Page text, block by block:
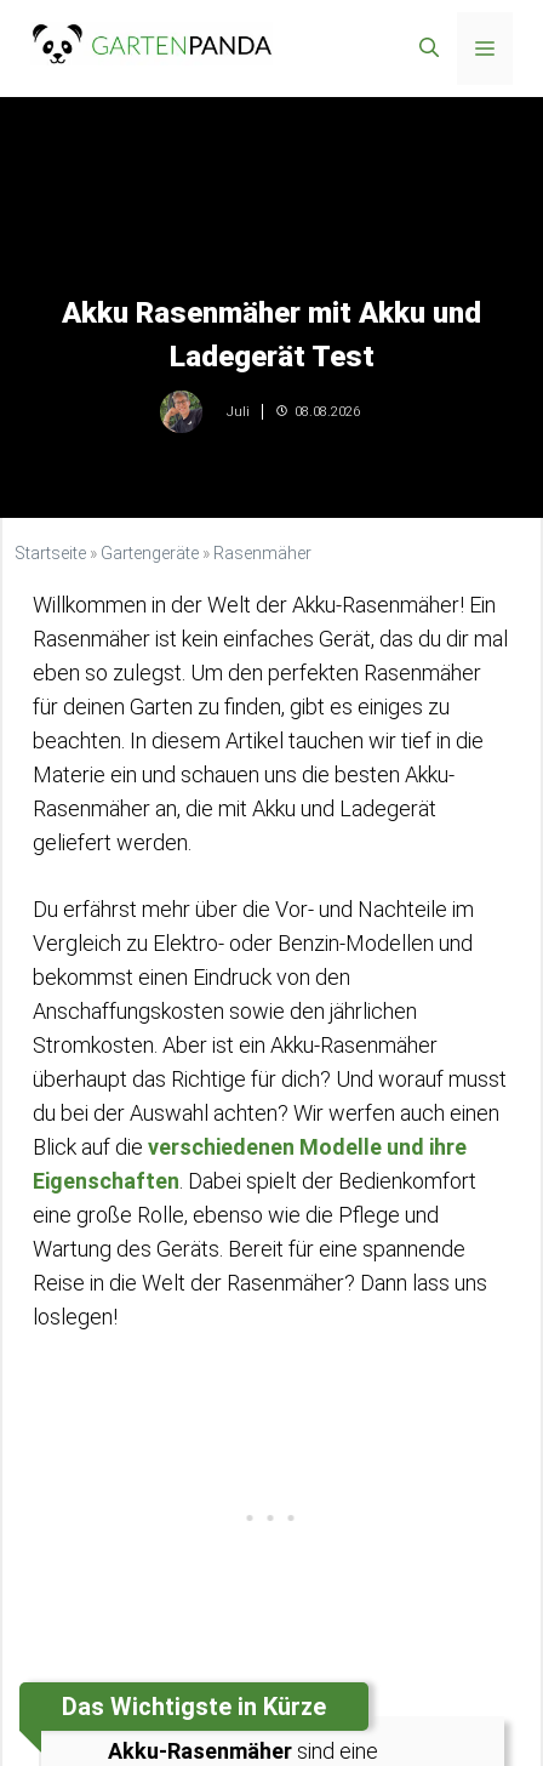
Inhalt
Menü
Akku Rasenmäher mit Akku und
Ladegerät Test
Juli 08.08.2026
Startseite » Gartengeräte » Rasenmäher
Willkommen in der Welt der Akku-Rasenmäher! Ein
Rasenmäher ist kein einfaches Gerät, das du dir mal
eben so zulegst. Um den perfekten Rasenmäher
für deinen Garten zu finden, gibt es einiges zu
beachten. In diesem Artikel tauchen wir tief in die
Materie ein und schauen uns die besten Akku-
Rasenmäher an, die mit Akku und Ladegerät
geliefert werden.
Du erfährst mehr über die Vor- und Nachteile im
Vergleich zu Elektro- oder Benzin-Modellen und
bekommst einen Eindruck von den
Anschaffungskosten sowie den jährlichen
Stromkosten. Aber ist ein Akku-Rasenmäher
überhaupt das Richtige für dich? Und worauf musst
du bei der Auswahl achten? Wir werfen auch einen
Blick auf die verschiedenen Modelle und ihre
Eigenschaften . Dabei spielt der Bedienkomfort
eine große Rolle, ebenso wie die Pflege und
Wartung des Geräts. Bereit für eine spannende
Reise in die Welt der Rasenmäher? Dann lass uns
loslegen!
Das Wichtigste in Kürze
Akku-Rasenmäher sind eine